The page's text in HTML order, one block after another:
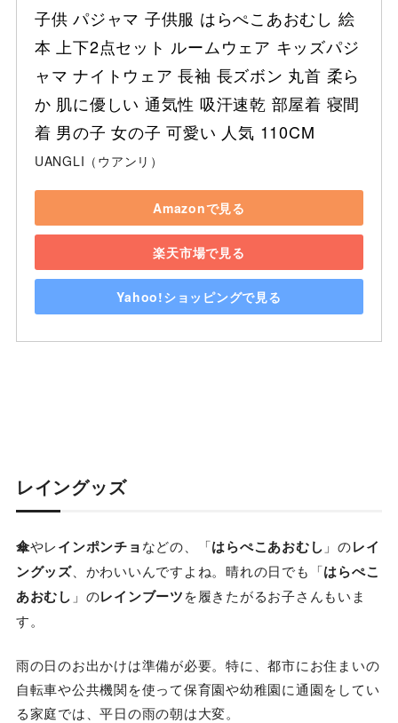
子供 パジャマ 子供服 はらぺこあおむし 絵
本 上下2点セット ルームウェア キッズパジ
ャマ ナイトウェア 長袖 長ズボン 丸首 柔ら
か 肌に優しい 通気性 吸汗速乾 部屋着 寝間
着 男の子 女の子 可愛い 人気 110CM
UANGLI（ウアンリ）
Amazonで見る
楽天市場で見る
Yahoo!ショッピングで見る
レイングッズ
傘やレインポンチョ などの、「はらぺこあおむし 」のレイ
ングッズ、かわいいんですよね。晴れの日でも「はらぺこ
あおむし 」のレインブーツを履きたがるお子さんもいま
す。
雨の日のお出かけは準備が必要。特に、都市にお住まいの
自転車や公共機関を使って保育園や幼稚園に通園をしてい
る家庭では、平日の雨の朝は大変。